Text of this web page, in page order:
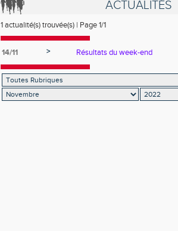
ACTUALITÉS
1 actualité(s) trouvée(s) | Page 1/1
14/11 > Résultats du week-end